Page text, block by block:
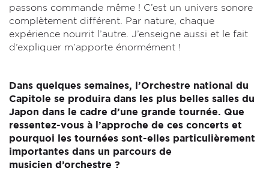
passons commande même ! C’est un univers sonore
complètement différent. Par nature, chaque
expérience nourrit l’autre. J’enseigne aussi et le fait
d’expliquer m’apporte énormément !
Dans quelques semaines, l’Orchestre national du
Capitole se produira dans les plus belles salles du
Japon dans le cadre d’une grande tournée. Que
ressentez-vous à l’approche de ces concerts et
pourquoi les tournées sont-elles particulièrement
importantes dans un parcours de
musicien d’orchestre ?